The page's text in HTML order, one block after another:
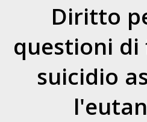
Diritto
questioni
suicidio